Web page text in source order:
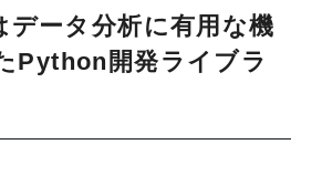
ータ分析に有用な機
Python開発ライブラ